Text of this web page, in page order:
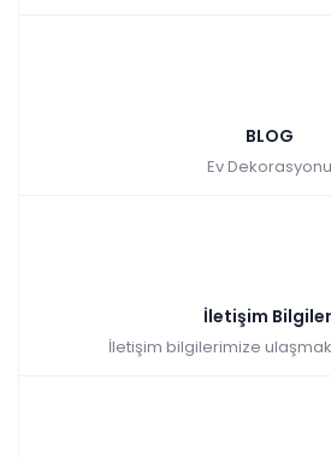
BLOG
Ev Dekorasyonu
İletişim
İletişim bilgilerimize ulaşmak